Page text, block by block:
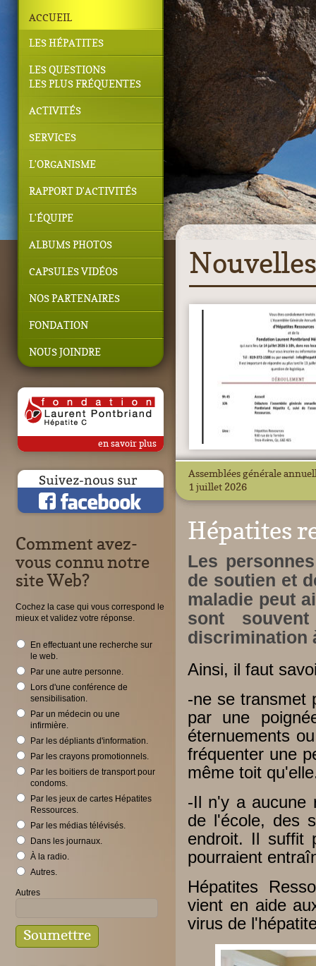
ACCUEIL
LES HÉPATITES
LES QUESTIONS
LES PLUS FRÉQUENTES
ACTIVITÉS
SERVICES
L'ORGANISME
RAPPORT D'ACTIVITÉS
L'ÉQUIPE
ALBUMS PHOTOS
CAPSULES VIDÉOS
NOS PARTENAIRES
FONDATION
NOUS JOINDRE
en savoir plus
Comment avez-
vous connu notre
site Web?
Cochez la case qui vous correspond le
mieux et validez votre réponse.
En effectuant une recherche sur
le web.
Par une autre personne.
Lors d'une conférence de
sensibilisation.
Par un médecin ou une
infirmière.
Par les dépliants d'information.
Par les crayons promotionnels.
Par les boitiers de transport pour
condoms.
Par les jeux de cartes Hépatites
Ressources.
Par les médias télévisés.
Dans les journaux.
À la radio.
Autres.
Autres
Nouvelles
Assemblées générale
1 juillet 2026
Hépatites
Les
de soutien et
maladie peut
sont
discrimination
Ainsi, il faut
-ne se transmet
par une
éternuements
fréquenter une
même toit
-Il n'y a aucune
de l'école, des
endroit. Il suffit
pourraient
Hépatites
vient en aide
virus de